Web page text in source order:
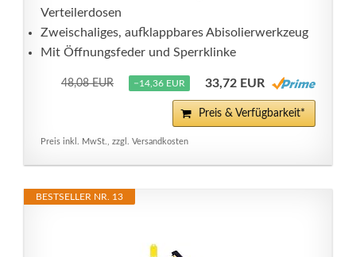
Verteilerdosen
Zweischaliges, aufklappbares Abisolierwerkzeug
Mit Öffnungsfeder und Sperrklinke
48,08 EUR −14,36 EUR 33,72 EUR
Preis & Verfügbarkeit*
Preis inkl. MwSt., zzgl. Versandkosten
BESTSELLER NR. 13